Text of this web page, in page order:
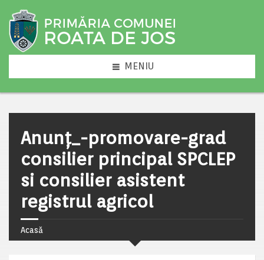
MENIU
Anunț_-promovare-grad
consilier principal SPCLEP
si consilier asistent
registrul agricol
Acasă